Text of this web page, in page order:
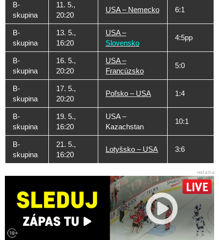
B-
skupina
11. 5.,
20:20
USA – Nemecko 6:1
B-
skupina
13. 5.,
16:20
USA –
Slovensko
4:5pp
B-
skupina
16. 5.,
20:20
USA –
Francúzsko
5:0
B-
skupina
17. 5.,
20:20
Poľsko – USA 1:4
B-
skupina
19. 5.,
16:20
USA –
Kazachstan
10:1
B-
skupina
21. 5.,
16:20
Lotyšsko – USA 3:6